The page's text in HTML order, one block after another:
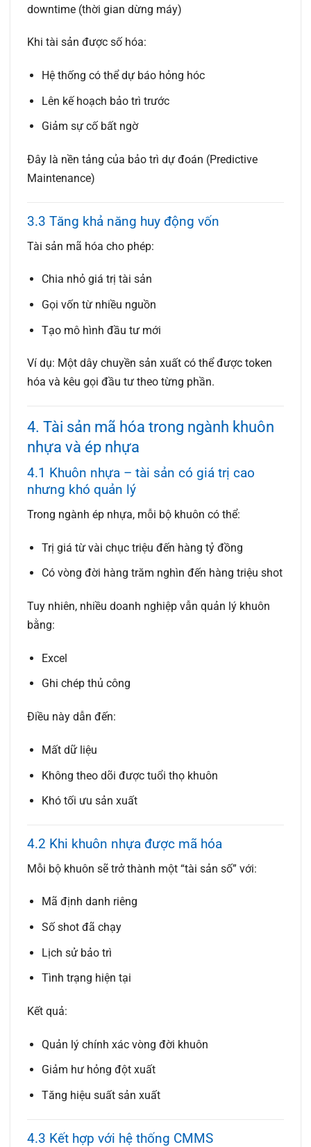
downtime (thời gian dừng máy)
Khi tài sản được số hóa:
Hệ thống có thể dự báo hỏng hóc
Lên kế hoạch bảo trì trước
Giảm sự cố bất ngờ
Đây là nền tảng của bảo trì dự đoán (Predictive
Maintenance)
3.3 Tăng khả năng huy động vốn
Tài sản mã hóa cho phép:
Chia nhỏ giá trị tài sản
Gọi vốn từ nhiều nguồn
Tạo mô hình đầu tư mới
Ví dụ: Một dây chuyền sản xuất có thể được token
hóa và kêu gọi đầu tư theo từng phần.
4. Tài sản mã hóa trong ngành khuôn
nhựa và ép nhựa
4.1 Khuôn nhựa – tài sản có giá trị cao
nhưng khó quản lý
Trong ngành ép nhựa, mỗi bộ khuôn có thể:
Trị giá từ vài chục triệu đến hàng tỷ đồng
Có vòng đời hàng trăm nghìn đến hàng triệu shot
Tuy nhiên, nhiều doanh nghiệp vẫn quản lý khuôn
bằng:
Excel
Ghi chép thủ công
Điều này dẫn đến:
Mất dữ liệu
Không theo dõi được tuổi thọ khuôn
Khó tối ưu sản xuất
4.2 Khi khuôn nhựa được mã hóa
Mỗi bộ khuôn sẽ trở thành một “tài sản số” với:
Mã định danh riêng
Số shot đã chạy
Lịch sử bảo trì
Tình trạng hiện tại
Kết quả:
Quản lý chính xác vòng đời khuôn
Giảm hư hỏng đột xuất
Tăng hiệu suất sản xuất
4.3 Kết hợp với hệ thống CMMS